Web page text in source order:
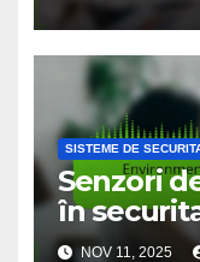
SISTEME DE
Senzori
în
familii
NOV 11, 2025